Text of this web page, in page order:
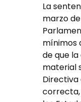
La
marzo
mínimos
de que
material
Directiva
correcta,